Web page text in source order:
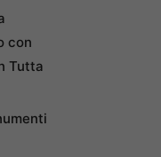
con
Tutta